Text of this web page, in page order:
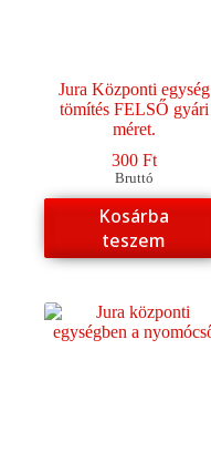
Jura Központi egység
tömítés FELSŐ gyári
méret.
300 Ft
Bruttó
Kosárba
teszem